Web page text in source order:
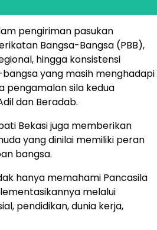
pengiriman pasukan
Bangsa-Bangsa (PBB),
hingga konsistensi
yang masih menghadapi
pengamalan sila kedua
dan Beradab.
Bekasi juga memberikan
yang dinilai memiliki peran
bangsa.
hanya memahami Pancasila
melalui
pendidikan, dunia kerja,